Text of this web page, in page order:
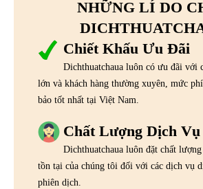
NHỮNG LÍ DO
Chiết Khấu Ưu Đãi
Dichthuatchaua luôn có ưu đãi với
lớn và khách hàng thường xuyên, mức
bảo tốt nhất tại Việt Nam.
Chất Lượng Dịch Vụ
Dichthuatchaua luôn đặt chất
tồn tại của chúng tôi đối với các dịch vụ
phiên dịch.